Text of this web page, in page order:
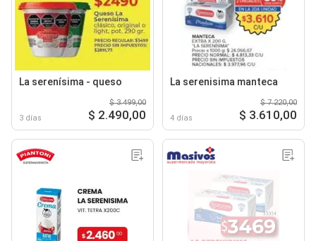
La serenísima - queso
3 días
$ 3.499,00
$ 2.490,00
La serenisima manteca
4 días
$ 7.220,00
$ 3.610,00